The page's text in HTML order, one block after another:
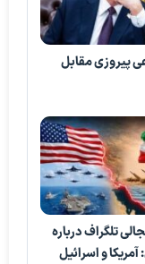
پیروزی مقابل
تلگراف درباره
و اسرائیل